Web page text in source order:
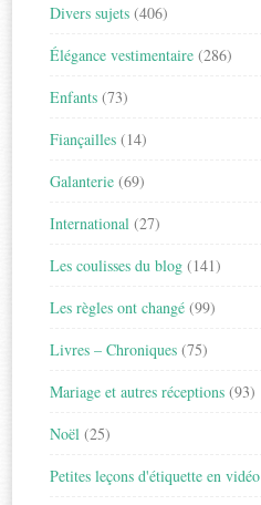
Divers sujets (406)
Élégance vestimentaire (286)
Enfants (73)
Fiançailles (14)
Galanterie (69)
International (27)
Les coulisses du blog (141)
Les règles ont changé (99)
Livres – Chroniques (75)
Mariage et autres réceptions (93)
Noël (25)
Petites leçons d'étiquette en vidéo